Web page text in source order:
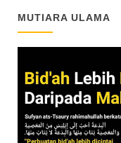
MUTIARA ULAMA